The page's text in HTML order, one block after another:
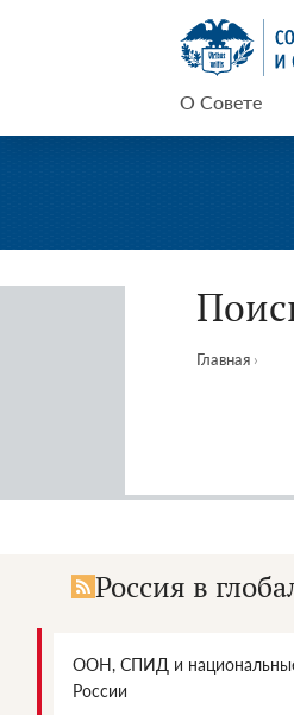
СВОП
О Совете
Главная ›
Россия в
ООН, СПИД и
России